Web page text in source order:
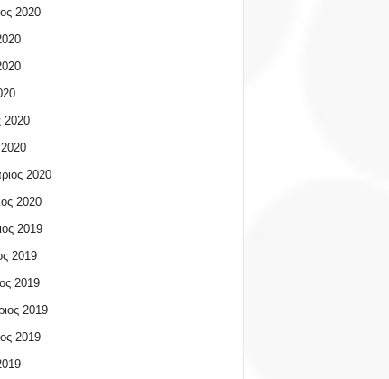
2020
2020
2020
2020
2019
2019
2019
2019
2019